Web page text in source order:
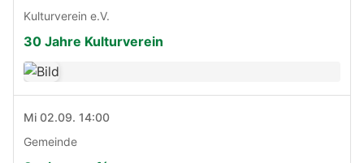
Kulturverein e.V.
30 Jahre Kulturverein
Mi 02.09. 14:00
Gemeinde